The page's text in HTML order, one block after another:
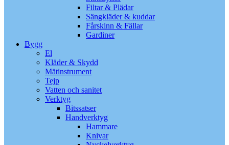
Filtar & Plädar
Sängkläder & kuddar
Fårskinn & Fällar
Gardiner
Bygg
El
Kläder & Skydd
Mätinstrument
Tejp
Vatten och sanitet
Verktyg
Bitssatser
Handverktyg
Hammare
Knivar